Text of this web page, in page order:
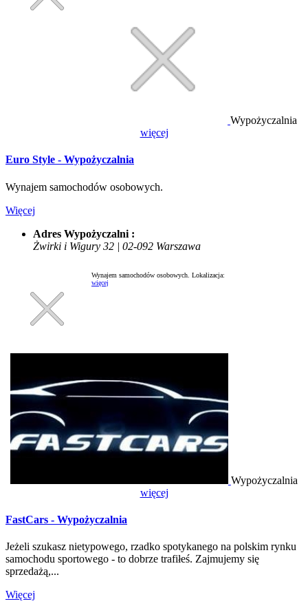
Wypożyczalnia
więcej
Euro Style - Wypożyczalnia
Wynajem samochodów osobowych.
Więcej
Adres Wypożyczalni :
Żwirki i Wigury 32 | 02-092 Warszawa
Wynajem samochodów osobowych. Lokalizacja:
więcej
Wypożyczalnia
więcej
FastCars - Wypożyczalnia
Jeżeli szukasz nietypowego, rzadko spotykanego na polskim rynku
samochodu sportowego - to dobrze trafiłeś. Zajmujemy się
sprzedażą,...
Więcej